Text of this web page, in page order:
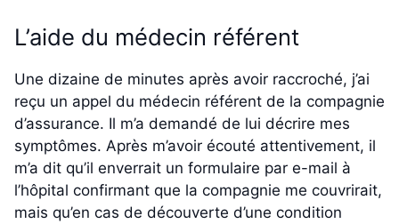
L’aide du médecin référent
Une dizaine de minutes après avoir raccroché, j’ai
reçu un appel du médecin référent de la compagnie
d’assurance. Il m’a demandé de lui décrire mes
symptômes. Après m’avoir écouté attentivement, il
m’a dit qu’il enverrait un formulaire par e-mail à
l’hôpital confirmant que la compagnie me couvrirait,
mais qu’en cas de découverte d’une condition